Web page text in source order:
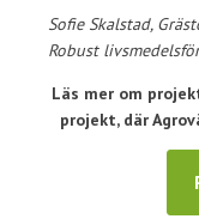
Sofie Skalstad,
Robust
Läs mer om
projekt, där